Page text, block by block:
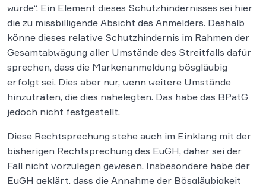
würde“. Ein Element dieses Schutzhindernisses sei hier
die zu missbilligende Absicht des Anmelders. Deshalb
könne dieses relative Schutzhindernis im Rahmen der
Gesamtabwägung aller Umstände des Streitfalls dafür
sprechen, dass die Markenanmeldung bösgläubig
erfolgt sei. Dies aber nur, wenn weitere Umstände
hinzuträten, die dies nahelegten. Das habe das BPatG
jedoch nicht festgestellt.
Diese Rechtsprechung stehe auch im Einklang mit der
bisherigen Rechtsprechung des EuGH, daher sei der
Fall nicht vorzulegen gewesen. Insbesondere habe der
EuGH geklärt, dass die Annahme der Bösgläubigkeit